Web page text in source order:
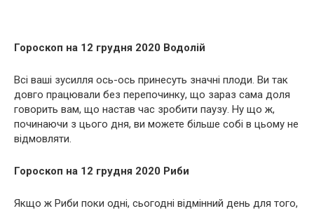
Гороскоп на 12 грудня 2020 Водолій
Всі ваші зусилля ось-ось принесуть значні плоди. Ви так
довго працювали без перепочинку, що зараз сама доля
говорить вам, що настав час зробити паузу. Ну що ж,
починаючи з цього дня, ви можете більше собі в цьому не
відмовляти.
Гороскоп на 12 грудня 2020 Риби
Якщо ж Риби поки одні, сьогодні відмінний день для того,